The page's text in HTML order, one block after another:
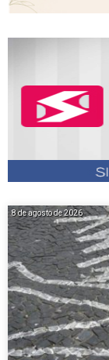
8 de agosto de 2026